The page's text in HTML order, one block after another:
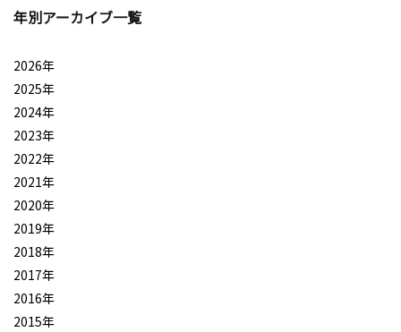
年別アーカイブ一覧
2026年
2025年
2024年
2023年
2022年
2021年
2020年
2019年
2018年
2017年
2016年
2015年